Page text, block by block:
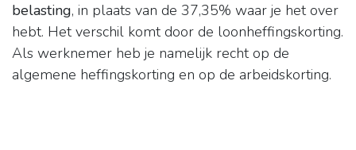
belasting, in plaats van de 37,35% waar je het over
hebt. Het verschil komt door de loonheffingskorting.
Als werknemer heb je namelijk recht op de
algemene heffingskorting en op de arbeidskorting.